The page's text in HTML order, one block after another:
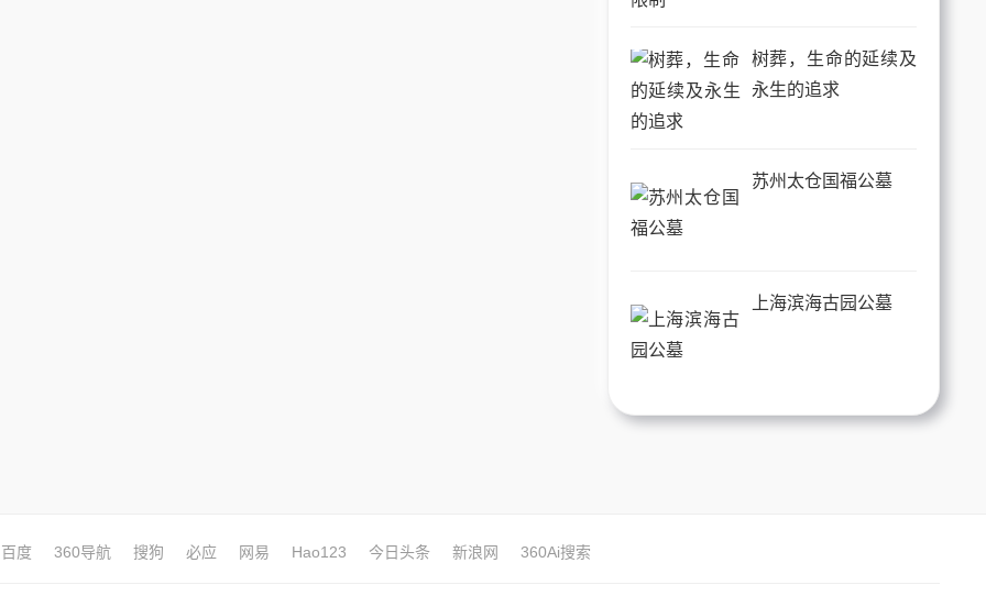
树葬，生命的延续及
永生的追求
苏州太仓国福公墓
上海滨海古园公墓
百度 360导航 搜狗 必应 网易 Hao123 今日头条 新浪网 360Ai搜索